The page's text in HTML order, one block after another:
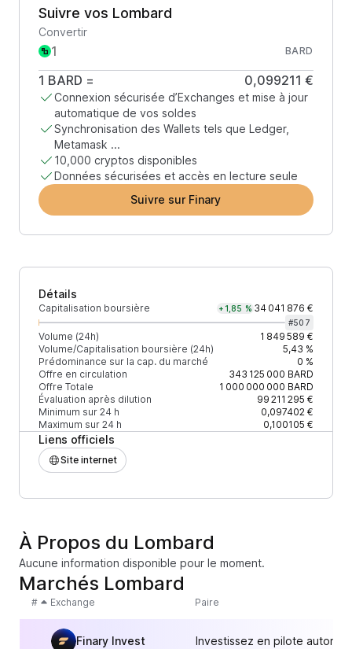
Suivre vos Lombard
Convertir
BARD
1 BARD = 0,099211 €
Connexion sécurisée d’Exchanges et mise à jour
automatique de vos soldes
Synchronisation des Wallets tels que Ledger,
Metamask ...
10,000 cryptos disponibles
Données sécurisées et accès en lecture seule
Suivre sur Finary
Détails
Capitalisation boursière +1,85 % 34 041 876 €
#507
Volume (24h)
1 849 589 €
Volume/Capitalisation boursière (24h)
5,43 %
Prédominance sur la cap. du marché
0 %
Offre en circulation
343 125 000 BARD
Offre Totale
1 000 000 000 BARD
Évaluation après dilution
99 211 295 €
Minimum sur 24 h
0,097402 €
Maximum sur 24 h
0,100105 €
Liens officiels
Site internet
À Propos du Lombard
Aucune information disponible pour le moment.
Marchés Lombard
# Exchange Paire
Finary Invest Investissez en pilote